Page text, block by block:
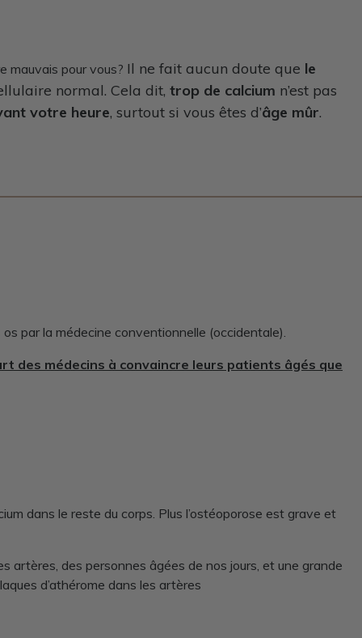
mauvais pour vous? Il ne fait aucun doute que le
normal. Cela dit, trop de calcium n’est pas
votre heure, surtout si vous êtes d’âge mûr.
par la médecine conventionnelle (occidentale).
des médecins à convaincre leurs patients âgés que
dans le reste du corps. Plus l’ostéoporose est grave et
artères, des personnes âgées de nos jours, et une grande
d’athérome dans les artères